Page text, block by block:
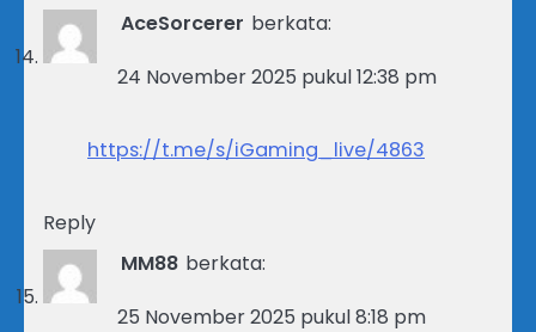
AceSorcerer berkata:
24 November 2025 pukul 12:38 pm
https://t.me/s/iGaming_live/4863
Reply
MM88 berkata:
25 November 2025 pukul 8:18 pm